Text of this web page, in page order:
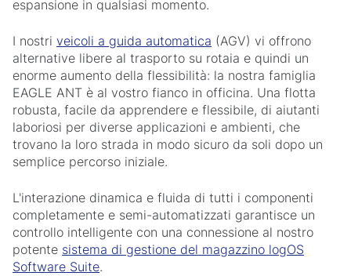
espansione in qualsiasi momento.
I nostri veicoli a guida automatica (AGV) vi offrono
alternative libere al trasporto su rotaia e quindi un
enorme aumento della flessibilità: la nostra famiglia
EAGLE ANT è al vostro fianco in officina. Una flotta
robusta, facile da apprendere e flessibile, di aiutanti
laboriosi per diverse applicazioni e ambienti, che
trovano la loro strada in modo sicuro da soli dopo un
semplice percorso iniziale.
L'interazione dinamica e fluida di tutti i componenti
completamente e semi-automatizzati garantisce un
controllo intelligente con una connessione al nostro
potente sistema di gestione del magazzino logOS
Software Suite.